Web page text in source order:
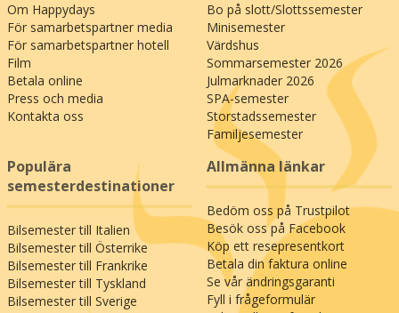
Om Happydays
För samarbetspartner media
För samarbetspartner hotell
Film
Betala online
Press och media
Kontakta oss
Bo på slott/Slottssemester
Minisemester
Värdshus
Sommarsemester 2026
Julmarknader 2026
SPA-semester
Storstadssemester
Familjesemester
Populära
semesterdestinationer
Bilsemester till Italien
Bilsemester till Österrike
Bilsemester till Frankrike
Bilsemester till Tyskland
Bilsemester till Sverige
Allmänna länkar
Bedöm oss på Trustpilot
Besök oss på Facebook
Köp ett resepresentkort
Betala din faktura online
Se vår ändringsgaranti
Fyll i frågeformulär